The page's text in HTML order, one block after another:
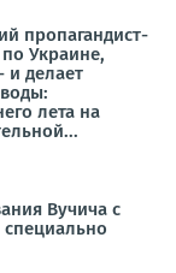
пропагандист-
Украине,
и делает
лета на
Вучича с